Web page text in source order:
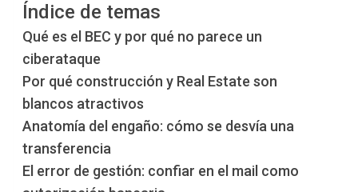
Índice de temas
Qué es el BEC y por qué no parece un
ciberataque
Por qué construcción y Real Estate son
blancos atractivos
Anatomía del engaño: cómo se desvía una
transferencia
El error de gestión: confiar en el mail como